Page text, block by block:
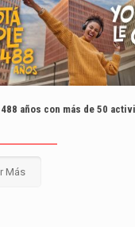
años con más de 50
Más